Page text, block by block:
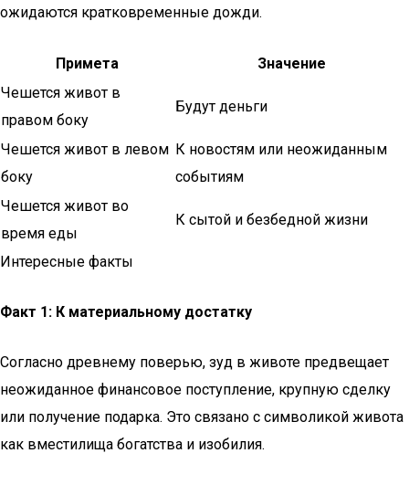
ожидаются кратковременные дожди.
Примета
Значение
Чешется живот в
правом боку
Будут деньги
Чешется живот в левом
боку
К новостям или неожиданным
событиям
Чешется живот во
время еды
К сытой и безбедной жизни
Интересные факты
Факт 1: К материальному достатку
Согласно древнему поверью, зуд в животе предвещает
неожиданное финансовое поступление, крупную сделку
или получение подарка. Это связано с символикой живота
как вместилища богатства и изобилия.